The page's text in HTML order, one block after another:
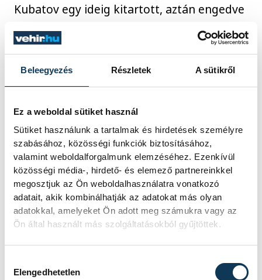
Beleegyezés Részletek A sütikről
Ez a weboldal sütiket használ
Sütiket használunk a tartalmak és hirdetések személyre
szabásához, közösségi funkciók biztosításához,
valamint weboldalforgalmunk elemzéséhez. Ezenkívül
közösségi média-, hirdető- és elemező partnereinkkel
megosztjuk az Ön weboldalhasználatra vonatkozó
adatait, akik kombinálhatják az adatokat más olyan
adatokkal, amelyeket Ön adott meg számukra vagy az
Ön által használt más szolgáltatásokból gyűjtöttek.
Elengedhetetlen
Kubatov egy ideig kitartott, aztán engedve
a tömeg nyomásának meghátrált. Az
eredményt látjuk: pénzbüntetés,
szektorbezárással? A vétkeseket biztosan
helyről, hanem a lelátó egy másik
szegletéből fogják nézni a meccset, és
persze nyomni tovább a dumát, amíg a
fegyelmi bizottság nem rendeli el a
stadionbezárást, ami azt a szurkolót is
bünteti, aki sosem helytelenkedik. Jól van
ez így?
sport
labdarúgás